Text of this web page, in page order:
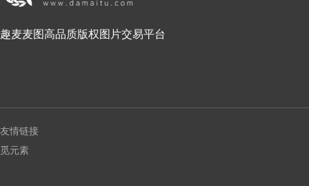
趣麦麦图高品质版权图片交易平台
友情链接
觅元素